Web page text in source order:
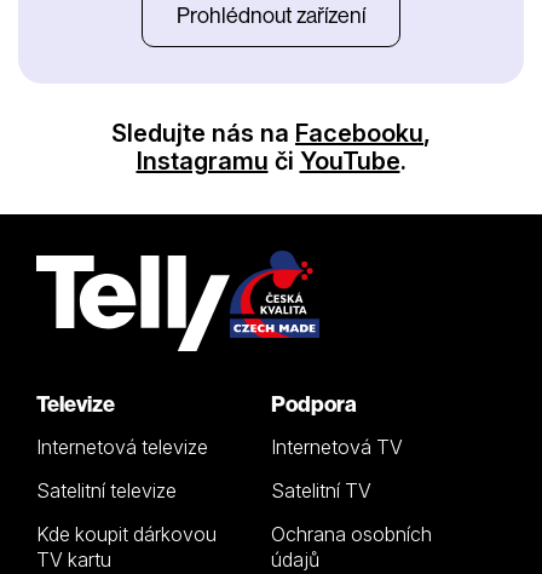
Prohlédnout zařízení
Sledujte nás na Facebooku,
Instagramu či YouTube.
Televize
Internetová televize
Satelitní televize
Kde koupit dárkovou
TV kartu
Podpora
Internetová TV
Satelitní TV
Ochrana osobních
údajů